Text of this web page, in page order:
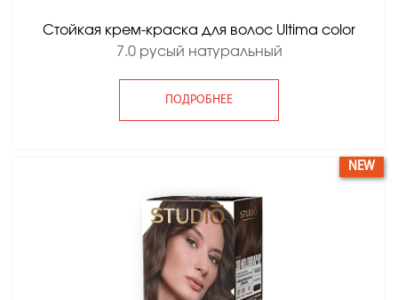
Стойкая крем-краска для волос Ultima color
7.0 русый натуральный
ПОДРОБНЕЕ
NEW